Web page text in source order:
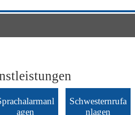
agen
Schwesternrufa
nlagen